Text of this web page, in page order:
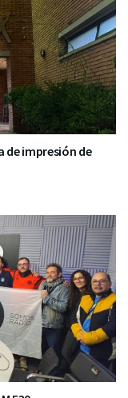
de impresión de